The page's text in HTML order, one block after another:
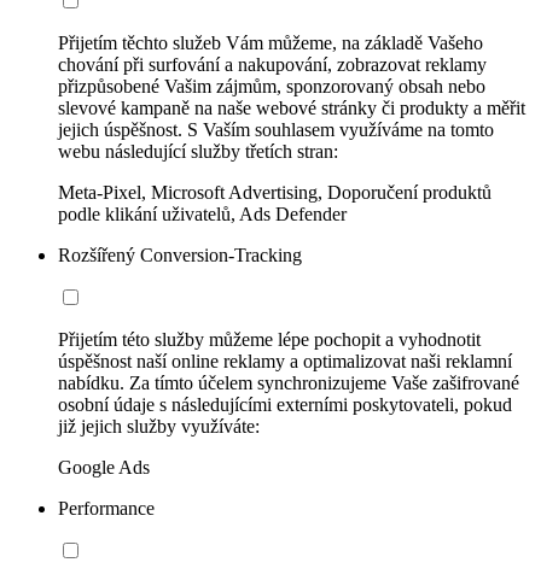
Přijetím těchto služeb Vám můžeme, na základě Vašeho
chování při surfování a nakupování, zobrazovat reklamy
přizpůsobené Vašim zájmům, sponzorovaný obsah nebo
slevové kampaně na naše webové stránky či produkty a měřit
jejich úspěšnost. S Vaším souhlasem využíváme na tomto
webu následující služby třetích stran:
Meta-Pixel, Microsoft Advertising, Doporučení produktů
podle klikání uživatelů, Ads Defender
Rozšířený Conversion-Tracking
Přijetím této služby můžeme lépe pochopit a vyhodnotit
úspěšnost naší online reklamy a optimalizovat naši reklamní
nabídku. Za tímto účelem synchronizujeme Vaše zašifrované
osobní údaje s následujícími externími poskytovateli, pokud
již jejich služby využíváte:
Google Ads
Performance